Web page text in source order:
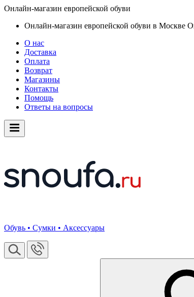
Онлайн-магазин европейской обуви
Онлайн-магазин европейской обуви в Москве
О нас
Доставка
Оплата
Возврат
Магазины
Контакты
Помощь
Ответы на вопросы
Обувь • Сумки • Аксессуары